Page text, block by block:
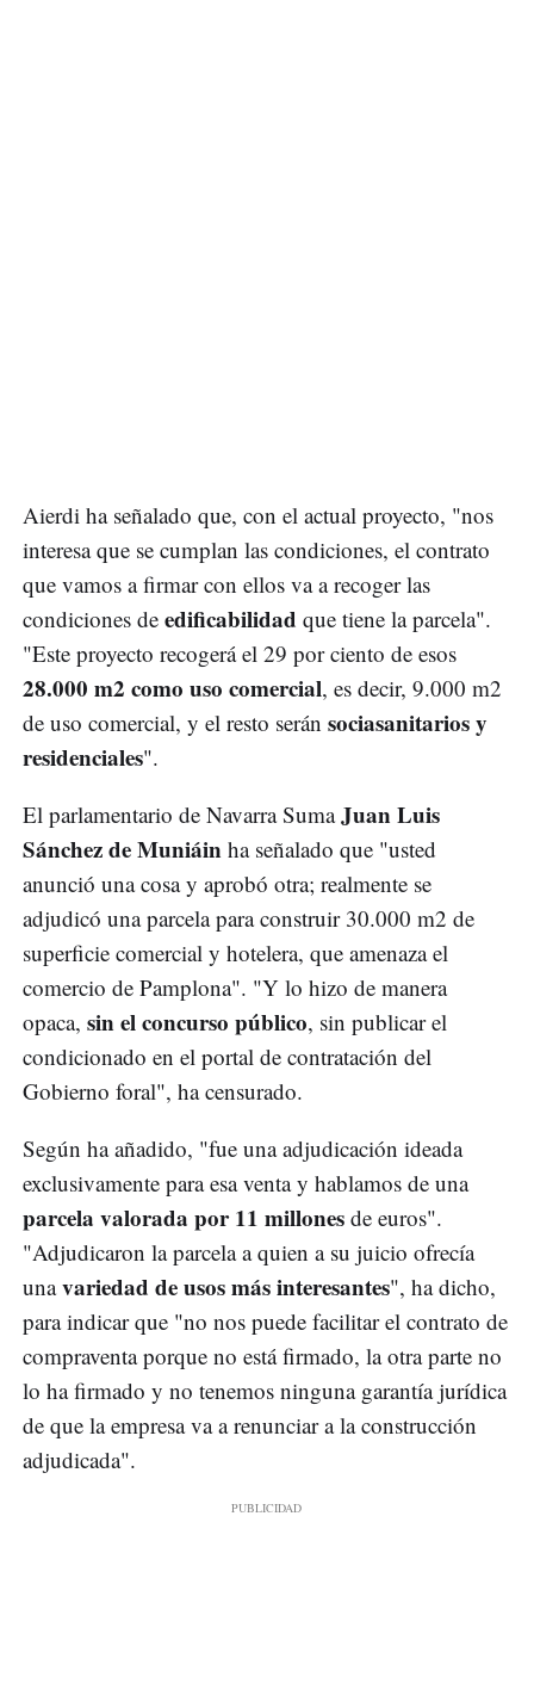
Aierdi ha señalado que, con el actual proyecto, "nos
interesa que se cumplan las condiciones, el contrato
que vamos a firmar con ellos va a recoger las
condiciones de edificabilidad que tiene la parcela".
"Este proyecto recogerá el 29 por ciento de esos
28.000 m2 como uso comercial, es decir, 9.000 m2
de uso comercial, y el resto serán sociasanitarios y
residenciales".
El parlamentario de Navarra SumaJuan Luis
Sánchez de Muniáin ha señalado que "usted
anunció una cosa y aprobó otra; realmente se
adjudicó una parcela para construir 30.000 m2 de
superficie comercial y hotelera, que amenaza el
comercio de Pamplona". "Y lo hizo de manera
opaca, sin el concurso público, sin publicar el
condicionado en el portal de contratación del
Gobierno foral", ha censurado.
Según ha añadido, "fue una adjudicación ideada
exclusivamente para esa venta y hablamos de una
parcela valorada por 11 millones de euros".
"Adjudicaron la parcela a quien a su juicio ofrecía
unavariedad de usos más interesantes", ha dicho,
para indicar que "no nos puede facilitar el contrato de
compraventa porque no está firmado, la otra parte no
lo ha firmado y no tenemos ninguna garantía jurídica
de que la empresa va a renunciar a la construcción
adjudicada".